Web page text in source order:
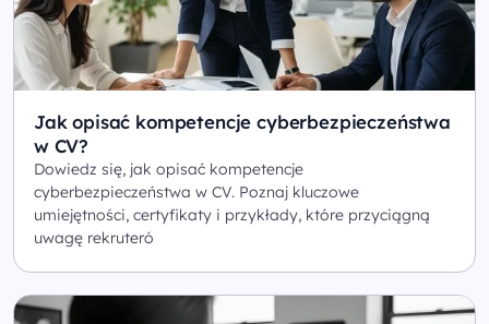
Jak opisać kompetencje cyberbezpieczeństwa
w CV?
Dowiedz się, jak opisać kompetencje
cyberbezpieczeństwa w CV. Poznaj kluczowe
umiejętności, certyfikaty i przykłady, które przyciągną
uwagę rekruteró